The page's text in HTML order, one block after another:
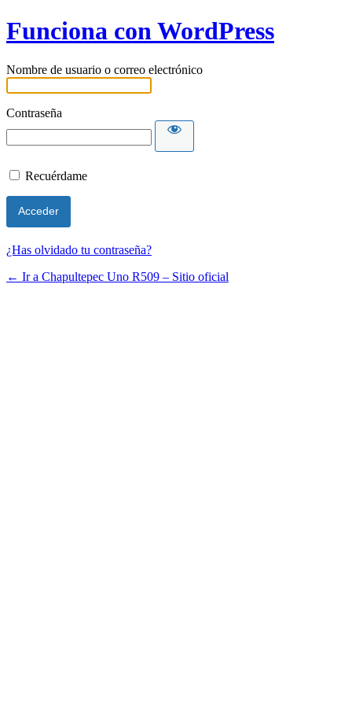
Funciona con WordPress
Nombre de usuario o correo electrónico
Contraseña
Recuérdame
¿Has olvidado tu contraseña?
← Ir a Chapultepec Uno R509 – Sitio oficial